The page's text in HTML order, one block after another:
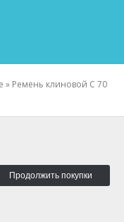
» Ремень клиновой C 70
Продолжить покупки